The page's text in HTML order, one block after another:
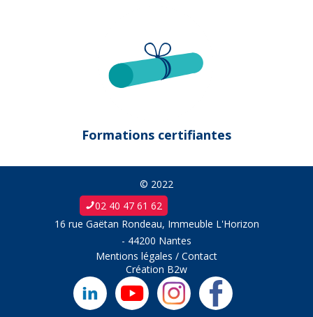
Formations certifiantes
© 2022
02 40 47 61 62
16 rue Gaëtan Rondeau, Immeuble L'Horizon
- 44200 Nantes
Mentions légales / Contact
Création B2w